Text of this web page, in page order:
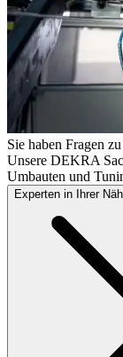
Sie haben Fragen
Unsere DEKRA
Umbauten und
Experten in Ihrer